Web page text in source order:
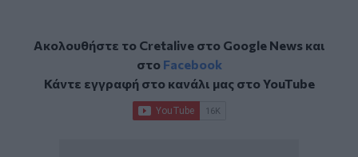
Ακολουθήστε το Cretalive στο Google Newsκαι
στο Facebook
Κάντε εγγραφή στο κανάλι μας στοYouTube